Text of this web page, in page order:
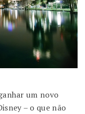
um novo
– o que não